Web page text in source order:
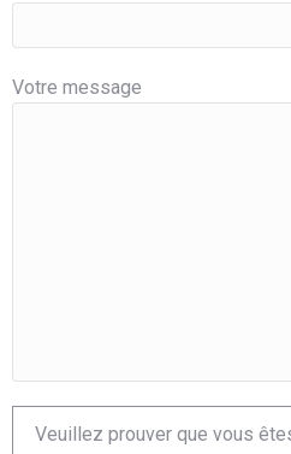
Votre message
Veuillez prouver que vous